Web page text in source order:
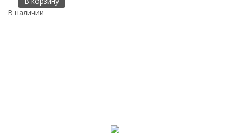
В наличии